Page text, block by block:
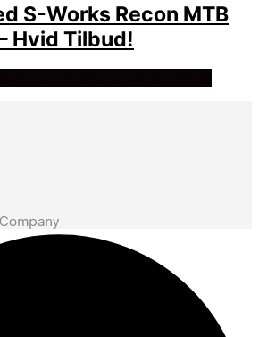
S-Works Recon MTB
Hvid Tilbud!